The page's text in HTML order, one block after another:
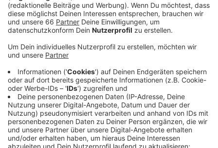
Gestern Abend (10. Mai 2023 / ab 20.24 Uhr) musste
die Feuerwehr mehrere brennende Autos in einer
Tiefgarage an der Fleher Straße löschen. Das Feuer
selbst war schnell unter Kontrolle; die Lüftungs- und
Nachlöscharbeiten waren laut Feuerwehr deutlich
aufwändiger. Die Bewohner des Wohngebäudes
konnten nach Ende der Löscharbeiten wieder in ihre
Wohnungen zurückkehren. Der Einsatz der 40
Einsatzkräfte war nach gut zweieinhalb Stunden zu
Ende. Verletzte hat es nicht gegeben; die Polizei